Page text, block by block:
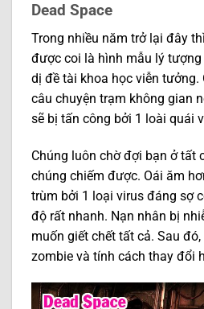
Dead Space
Trong nhiều năm trở lại đây
được coi là hình mẫu lý
dị đề tài khoa học viễn tưởng.
câu chuyện trạm không gian
sẽ bị tấn công bởi 1 loài quái
Chúng luôn chờ đợi bạn ở tất
chúng chiếm được. Oái ăm
trùm bởi 1 loại virus đáng sợ
độ rất nhanh. Nạn nhân bị
muốn giết chết tất cả. Sau
zombie và tính cách thay đổi